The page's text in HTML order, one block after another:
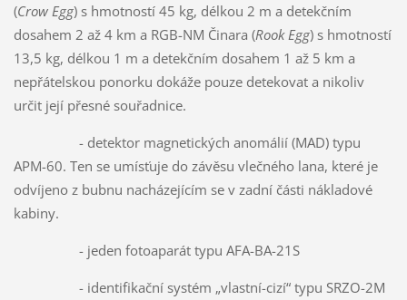
(Crow Egg) s hmotností 45 kg, délkou 2 m a detekčním
dosahem 2 až 4 km a RGB-NM Činara (Rook Egg) s hmotností
13,5 kg, délkou 1 m a detekčním dosahem 1 až 5 km a
nepřátelskou ponorku dokáže pouze detekovat a nikoliv
určit její přesné souřadnice.
- detektor magnetických anomálií (MAD) typu
APM-60. Ten se umísťuje do závěsu vlečného lana, které je
odvíjeno z bubnu nacházejícím se v zadní části nákladové
kabiny.
- jeden fotoaparát typu AFA-BA-21S
- identifikační systém „vlastní-cizí“ typu SRZO-2M